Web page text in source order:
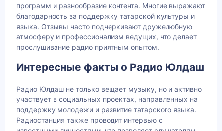
программ и разнообразие контента. Многие выражают
благодарность за поддержку татарской культуры и
языка. Отзывы часто подчеркивают дружелюбную
атмосферу и профессионализм ведущих, что делает
прослушивание радио приятным опытом.
Интересные факты о Радио Юлдаш
Радио Юлдаш не только вещает музыку, но и активно
участвует в социальных проектах, направленных на
поддержку молодежи и развитие татарского языка.
Радиостанция также проводит интервью с